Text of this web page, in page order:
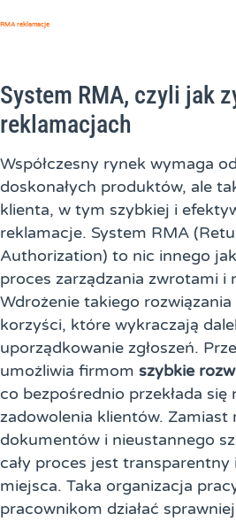
RMA reklamacje
System RMA, czyli jak
reklamacjach
Współczesny rynek wymaga
doskonałych produktów, ale
klienta, w tym szybkiej i
reklamacje. System RMA
Authorization) to nic innego
proces zarządzania zwrotami i
Wdrożenie takiego
korzyści, które wykraczają
uporządkowanie zgłoszeń.
umożliwia firmom szybkie
co bezpośrednio przekłada się
zadowolenia klientów. Zamiast
dokumentów i nieustannego
cały proces jest
miejsca. Taka organizacja
pracownikom działać